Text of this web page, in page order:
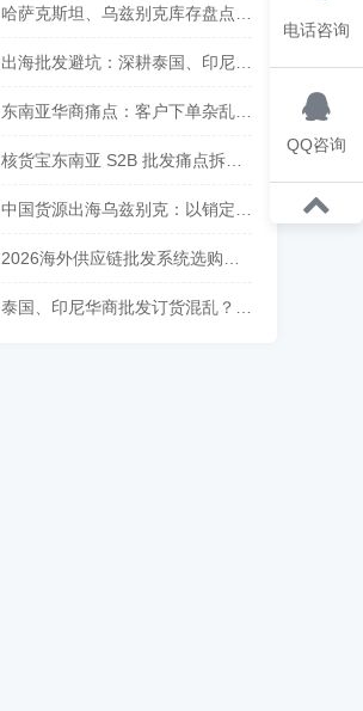
设施。
哈萨克斯坦、乌兹别克库存盘点太麻烦？这套中俄哈语进销存，广州佛山可上门演示
出海批发避坑：深耕泰国、印尼、中亚华商，一套中英泰马来印尼俄哈语供应链系统打通跨境分销
东南亚华商痛点：客户下单杂乱、语言沟通难？多语言 S2B2B 订货系统解决方案
核货宝东南亚 S2B 批发痛点拆解--上游供应商对账、供货、履约实现全链路数字化
中国货源出海乌兹别克：以销定采中亚供应链落地，批发订单自动转采购、多供应商整单集货方案
2026海外供应链批发系统选购指南：支持供应商入驻、多语种经销商订货平台推荐
泰国、印尼华商批发订货混乱？广州本地化进销存，一站式搞定跨境分销
电话咨询
QQ咨询